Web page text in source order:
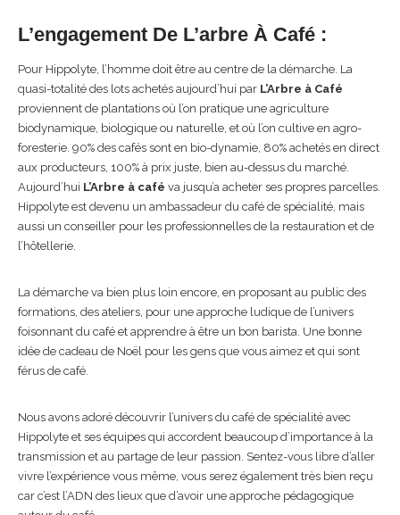
L’engagement De L’arbre À Café :
Pour Hippolyte, l’homme doit être au centre de la démarche. La
quasi-totalité des lots achetés aujourd’hui par L’Arbre à Café
proviennent de plantations où l’on pratique une agriculture
biodynamique, biologique ou naturelle, et où l’on cultive en agro-
foresterie. 90% des cafés sont en bio-dynamie, 80% achetés en direct
aux producteurs, 100% à prix juste, bien au-dessus du marché.
Aujourd’hui L’Arbre à café va jusqu’a acheter ses propres parcelles.
Hippolyte est devenu un ambassadeur du café de spécialité, mais
aussi un conseiller pour les professionnelles de la restauration et de
l’hôtellerie.
La démarche va bien plus loin encore, en proposant au public des
formations, des ateliers, pour une approche ludique de l’univers
foisonnant du café et apprendre à être un bon barista. Une bonne
idée de cadeau de Noël pour les gens que vous aimez et qui sont
férus de café.
Nous avons adoré découvrir l’univers du café de spécialité avec
Hippolyte et ses équipes qui accordent beaucoup d’importance à la
transmission et au partage de leur passion. Sentez-vous libre d’aller
vivre l’expérience vous même, vous serez également très bien reçu
car c’est l’ADN des lieux que d’avoir une approche pédagogique